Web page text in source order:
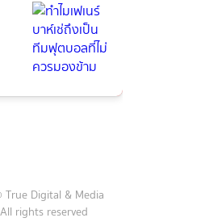
Digital & Media
rights reserved